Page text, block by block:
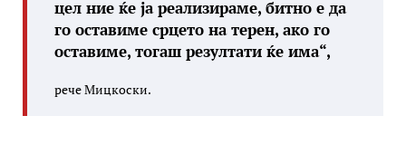
цел ние ќе ја реализираме, битно е да
го оставиме срцето на терен, ако го
оставиме, тогаш резултати ќе има“,
рече Мицкоски.